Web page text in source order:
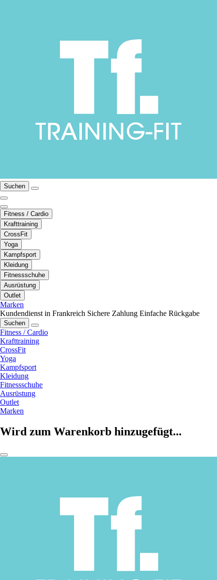
Suchen
Fitness / Cardio
Krafttraining
CrossFit
Yoga
Kampfsport
Kleidung
Fitnessschuhe
Ausrüstung
Outlet
Marken
Kundendienst in Frankreich Sichere Zahlung Einfache Rückgabe
Suchen
Fitness / Cardio
Krafttraining
CrossFit
Yoga
Kampfsport
Kleidung
Fitnessschuhe
Ausrüstung
Outlet
Marken
Wird zum Warenkorb hinzugefügt...